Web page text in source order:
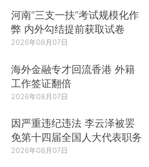
河南“三支一扶”考试规模化作
弊 内外勾结提前获取试卷
2026年08月07日
海外金融专才回流香港 外籍
工作签证翻倍
2026年08月07日
因严重违纪违法 李云泽被罢
免第十四届全国人大代表职务
2026年08月07日